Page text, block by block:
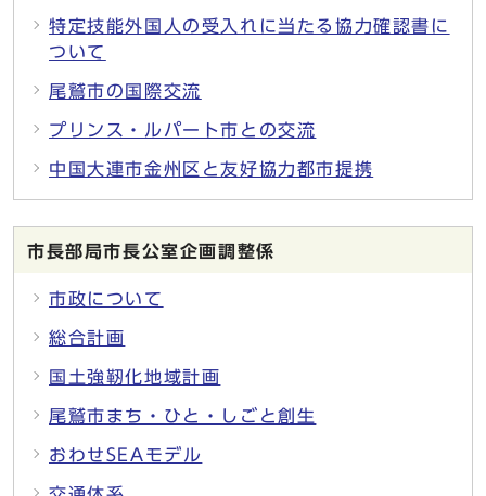
特定技能外国人の受入れに当たる協力確認書に
ついて
尾鷲市の国際交流
プリンス・ルパート市との交流
中国大連市金州区と友好協力都市提携
市長部局市長公室企画調整係
市政について
総合計画
国土強靭化地域計画
尾鷲市まち・ひと・しごと創生
おわせSEAモデル